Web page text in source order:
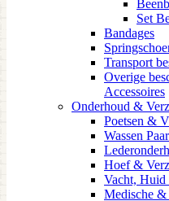
Set
Bandages
Transport
Overige
Accessoires
Onderhoud &
Poetsen &
Wassen
Hoef &
Vacht, Huid
Medische